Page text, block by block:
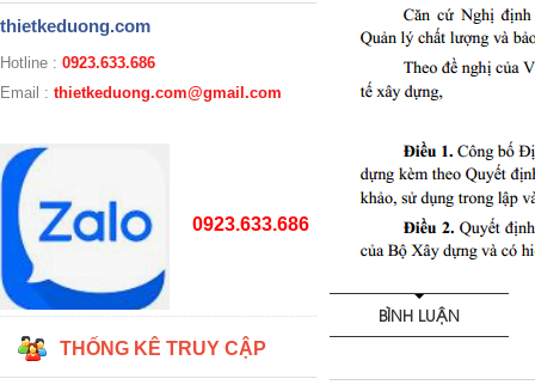
thietkeduong.com
Hotline : 0923.633.686
Email : thietkeduong.com@gmail.com
0923.633.686
THỐNG KÊ TRUY CẬP
BÌNH LUẬN